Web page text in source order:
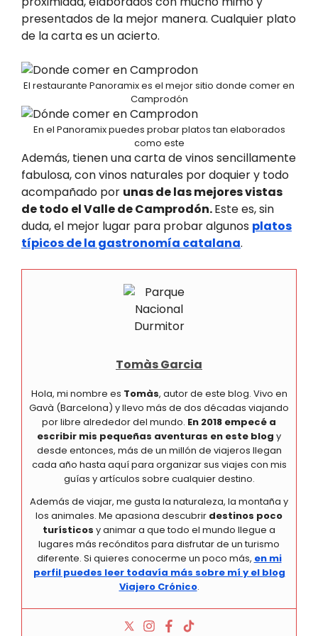
presentados de la mejor manera. Cualquier plato
de la carta es un acierto.
El restaurante Panoramix es el mejor sitio donde comer en
Camprodón
En el Panoramix puedes probar platos tan elaborados
como este
Además, tienen una carta de vinos sencillamente
fabulosa, con vinos naturales por doquier y todo
acompañado por unas de las mejores vistas
de todo el Valle de Camprodón.Este es, sin
duda, el mejor lugar para probar algunos platos
típicos de la gastronomía catalana.
Tomàs Garcia
Hola, mi nombre es Tomàs, autor de este blog. Vivo en
Gavà (Barcelona) y llevo más de dos décadas viajando
por libre alrededor del mundo. En 2018 empecé a
escribir mis pequeñas aventuras en este blog y
desde entonces, más de un millón de viajeros llegan
cada año hasta aquí para organizar sus viajes con mis
guías y artículos sobre cualquier destino.
Además de viajar, me gusta la naturaleza, la montaña y
los animales. Me apasiona descubrir destinos poco
turísticos y animar a que todo el mundo llegue a
lugares más recónditos para disfrutar de un turismo
diferente. Si quieres conocerme un poco más, en mi
perfil puedes leer todavía más sobre mí y el blog
Viajero Crónico.